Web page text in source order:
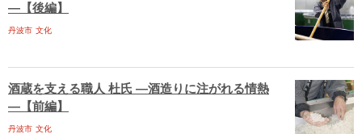
―【後編】
丹波市 文化
酒蔵を支える職人 杜氏 ―酒造りに注がれる情熱
―【前編】
丹波市 文化